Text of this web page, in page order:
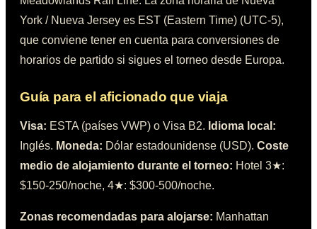
York / Nueva Jersey es EST (Eastern Time) (UTC-5),
que conviene tener en cuenta para conversiones de
horarios de partido si sigues el torneo desde Europa.
Guía para el aficionado que viaja
Visa: ESTA (países VWP) o Visa B2. Idioma local:
Inglés. Moneda: Dólar estadounidense (USD). Coste
medio de alojamiento durante el torneo: Hotel 3★:
$150-250/noche, 4★: $300-500/noche.
Zonas recomendadas para alojarse: Manhattan